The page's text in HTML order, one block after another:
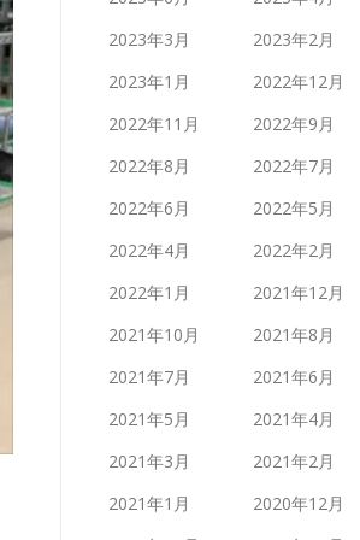
2023年3月
2023年2月
2023年1月
2022年12月
2022年11月
2022年9月
2022年8月
2022年7月
2022年6月
2022年5月
2022年4月
2022年2月
2022年1月
2021年12月
2021年10月
2021年8月
2021年7月
2021年6月
2021年5月
2021年4月
2021年3月
2021年2月
2021年1月
2020年12月